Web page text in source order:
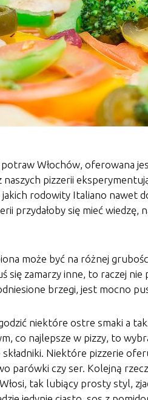
Włochów, oferowana
naszych pizzerii
rodowity Italiano nawet
przydałoby się mieć wiedzę,
może być na różnej
się zamarzy inne, to raczej
brzegi, jest mocno
niektóre ostre smaki a
co najlepsze w pizzy, to
składniki. Niektóre pizzerie
parówki czy ser. Kolejną
tak lubiący prosty styl,